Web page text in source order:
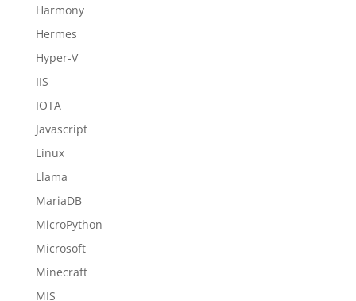
Harmony
Hermes
Hyper-V
IIS
IOTA
Javascript
Linux
Llama
MariaDB
MicroPython
Microsoft
Minecraft
MIS